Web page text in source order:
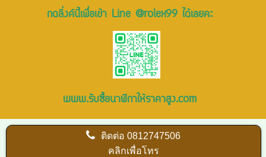
กดลิ่งค์นี้เพื่อเข้า Line @rolex99 ได้เลยคะ
www.รับซื้อนาฬิกาให้ราคาสูง.com
ติดต่อ0812747506
คลิกเพื่อโทร